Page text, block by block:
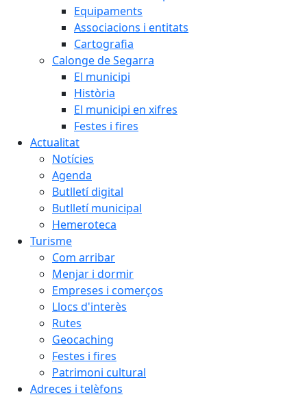
Equipaments
Associacions i entitats
Cartografia
Calonge de Segarra
El municipi
Història
El municipi en xifres
Festes i fires
Actualitat
Notícies
Agenda
Butlletí digital
Butlletí municipal
Hemeroteca
Turisme
Com arribar
Menjar i dormir
Empreses i comerços
Llocs d'interès
Rutes
Geocaching
Festes i fires
Patrimoni cultural
Adreces i telèfons